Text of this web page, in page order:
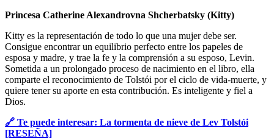
Princesa Catherine Alexandrovna Shcherbatsky (Kitty)
Kitty es la representación de todo lo que una mujer debe ser.
Consigue encontrar un equilibrio perfecto entre los papeles de
esposa y madre, y trae la fe y la comprensión a su esposo, Levin.
Sometida a un prolongado proceso de nacimiento en el libro, ella
comparte el reconocimiento de Tolstói por el ciclo de vida-muerte, y
quiere tener su aporte en esta contribución. Es inteligente y fiel a
Dios.
🔗 Te puede interesar: La tormenta de nieve de Lev Tolstói
[RESEÑA]